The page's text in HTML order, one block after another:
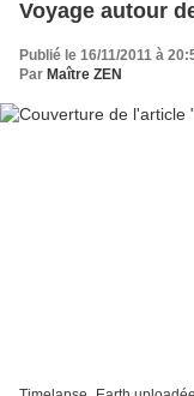
Voyage autour
Publié le 16/11/2011 à
Par Maître ZEN